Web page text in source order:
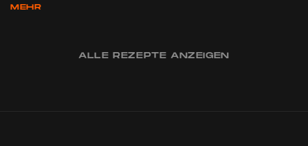
MEHR
ALLE REZEPTE ANZEIGEN